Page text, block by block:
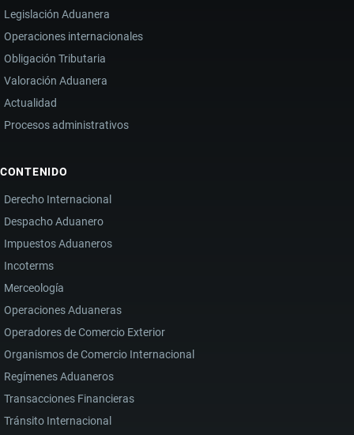
Legislación Aduanera
Operaciones internacionales
Obligación Tributaria
Valoración Aduanera
Actualidad
Procesos administrativos
CONTENIDO
Derecho Internacional
Despacho Aduanero
Impuestos Aduaneros
Incoterms
Merceología
Operaciones Aduaneras
Operadores de Comercio Exterior
Organismos de Comercio Internacional
Regímenes Aduaneros
Transacciones Financieras
Tránsito Internacional